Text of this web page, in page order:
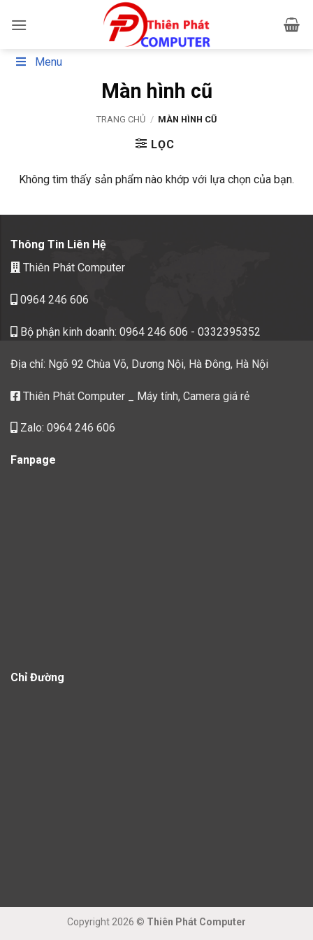
qua
dung
Menu
Màn hình cũ
TRANG CHỦ / MÀN HÌNH CŨ
LỌC
Không tìm thấy sản phẩm nào khớp với lựa chọn của bạn.
Thông Tin Liên Hệ
Thiên Phát Computer
0964 246 606
Bộ phận kinh doanh: 0964 246 606 - 0332395352
Địa chỉ: Ngõ 92 Chùa Võ, Dương Nội, Hà Đông, Hà Nội
Thiên Phát Computer _ Máy tính, Camera giá rẻ
Zalo: 0964 246 606
Fanpage
Chỉ Đường
Copyright 2026 © Thiên Phát Computer